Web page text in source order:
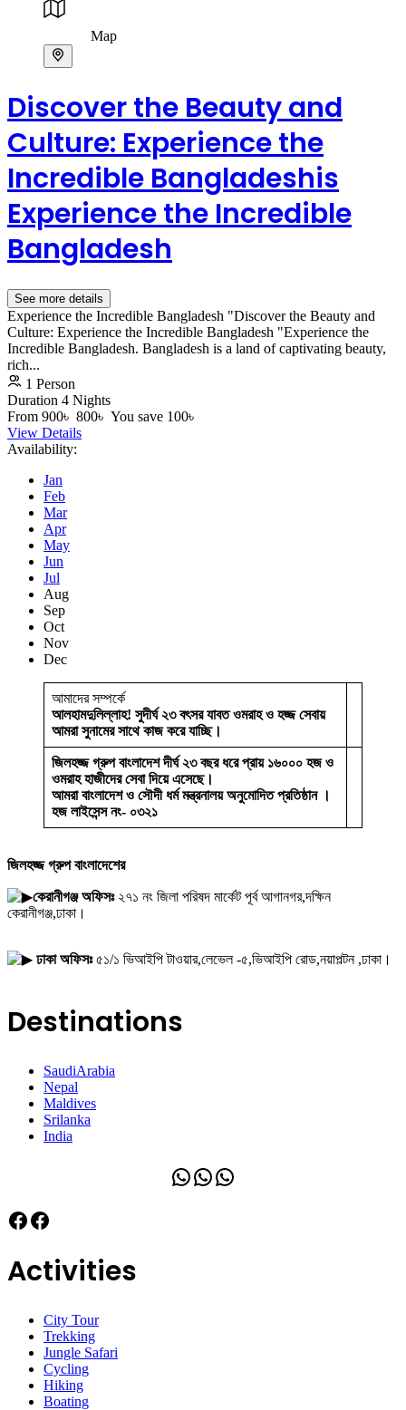
Map
Discover the Beauty and
Culture: Experience the
Incredible Bangladeshis
Experience the Incredible
Bangladesh
See more details
Experience the Incredible Bangladesh "Discover the Beauty and
Culture: Experience the Incredible Bangladesh "Experience the
Incredible Bangladesh. Bangladesh is a land of captivating beauty,
rich...
1 Person
Duration 4 Nights
From 900৳ 800৳ You save 100৳
View Details
Availability:
Jan
Feb
Mar
Apr
May
Jun
Jul
Aug
Sep
Oct
Nov
Dec
আমাদের সম্পর্কে
আলহামদুলিল্লাহ! সুদীর্ঘ ২৩ বৎসর যাবত ওমরাহ ও হজ্জ সেবায়
আমরা সুনামের সাথে কাজ করে যাচ্ছি।
জিলহজ্জ গ্রুপ বাংলাদেশ দীর্ঘ ২৩ বছর ধরে প্রায় ১৬০০০ হজ ও
ওমরাহ হাজীদের সেবা দিয়ে এসেছে।
আমরা বাংলাদেশ ও সৌদী ধর্ম মন্ত্রনালয় অনুমোদিত প্রতিষ্ঠান ।
হজ লাইসেন্স নং- ০৩২১
জিলহজ্জ গ্রুপ বাংলাদেশের
কেরানীগঞ্জ অফিসঃ২৭১ নং জিলা পরিষদ মার্কেট পূর্ব আগানগর,দক্ষিন
কেরানীগঞ্জ,ঢাকা।
ঢাকা অফিসঃ৫১/১ ভিআইপি টাওয়ার,লেভেল -৫,ভিআইপি রোড,নয়াপল্টন ,ঢাকা।
Destinations
SaudiArabia
Nepal
Maldives
Srilanka
India
WhatsApp
WhatsApp
WhatsApp
Facebook
Facebook
Activities
City Tour
Trekking
Jungle Safari
Cycling
Hiking
Boating